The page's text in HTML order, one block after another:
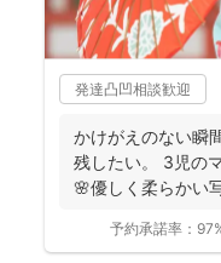
発達凸凹相談歓迎
かけがえのない瞬
残したい。 3児の
🌸優しく柔らかい
予約承諾率：